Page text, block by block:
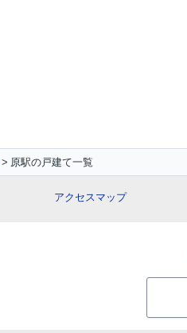
原駅の戸建て一覧
アクセスマップ